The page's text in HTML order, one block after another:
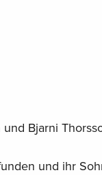
Bjarni
und ihr